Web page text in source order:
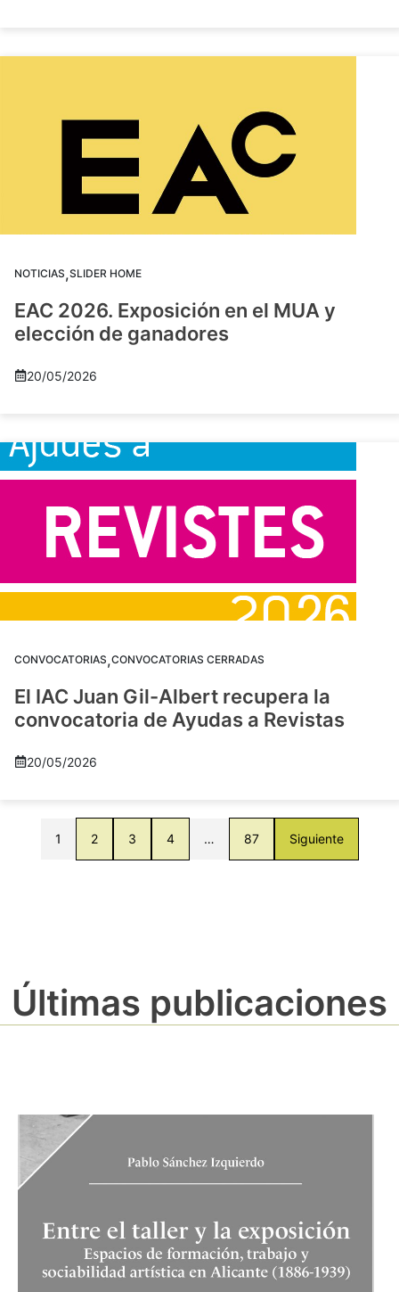
NOTICIAS,SLIDER HOME
EAC 2026. Exposición en el MUA y
elección de ganadores
20/05/2026
CONVOCATORIAS,CONVOCATORIAS CERRADAS
El IAC Juan Gil-Albert recupera la
convocatoria de Ayudas a Revistas
20/05/2026
1 2 3 4 … 87 Siguiente
Últimas publicaciones